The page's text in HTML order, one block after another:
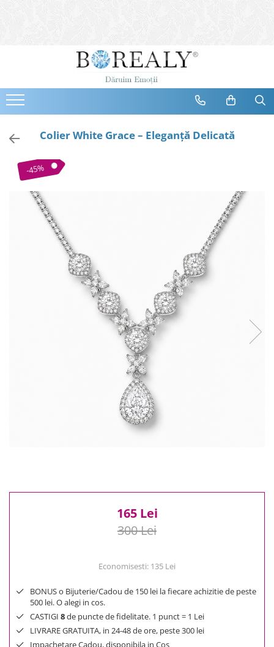
Bijuterii
Cercei
Bratari
Coliere
Brose
Tiare
Destinatari
Bijuterii Femei
Bijuterii Copii
Bijuterii Mirese
Colier White Grace – Eleganță Delicată
-45%
165 Lei
300 Lei
Economisesti: 135 Lei
BONUS o Bijuterie/Cadou de 150 lei la fiecare achizitie de peste
500 lei. O alegi in cos.
CASTIGI 8de puncte de fidelitate. 1 punct = 1 Lei
LIVRARE GRATUITA, in 24-48 de ore, peste 300 lei
Impachetare Cadou, disponibila in Cos